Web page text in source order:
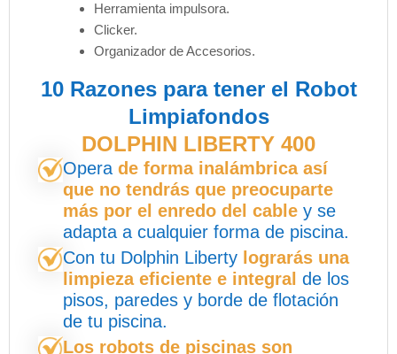
Herramienta impulsora.
Clicker.
Organizador de Accesorios.
10 Razones para tener el Robot
Limpiafondos
DOLPHIN LIBERTY 400
Operade forma inalámbrica así
que no tendrás que preocuparte
más por el enredo del cable y se
adapta a cualquier forma de piscina.
Con tu Dolphin Liberty lograrás una
limpieza eficiente e integral de los
pisos, paredes y borde de flotación
de tu piscina.
Los robots de piscinas son